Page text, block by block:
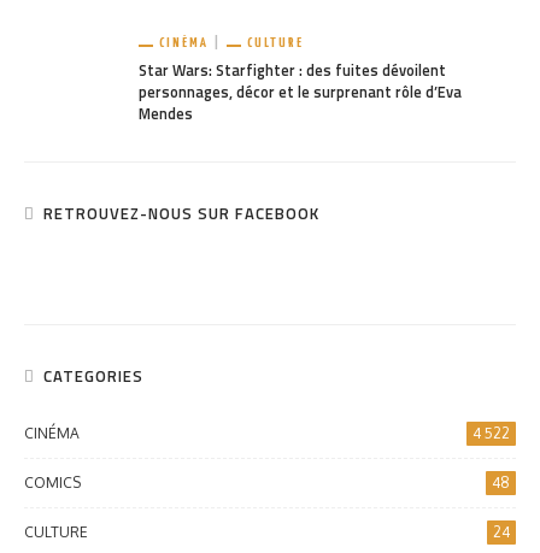
CINÉMA CULTURE
Star Wars: Starfighter : des fuites dévoilent
personnages, décor et le surprenant rôle d’Eva
Mendes
RETROUVEZ-NOUS SUR FACEBOOK
CATEGORIES
CINÉMA 4 522
COMICS 48
CULTURE 24